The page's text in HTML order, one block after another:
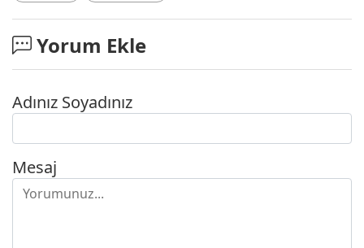
Yorum Ekle
Adınız Soyadınız
Mesaj